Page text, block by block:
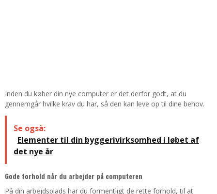
Inden du køber din nye computer er det derfor godt, at du
gennemgår hvilke krav du har, så den kan leve op til dine behov.
Se også:
Elementer til din byggerivirksomhed i løbet af
det nye år
Gode forhold når du arbejder på computeren
På din arbejdsplads har du formentligt de rette forhold, til at